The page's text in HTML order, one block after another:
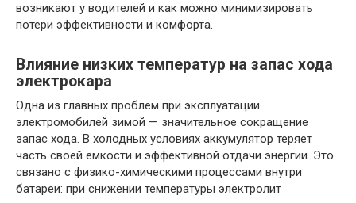
возникают у водителей и как можно минимизировать
потери эффективности и комфорта.
Влияние низких температур на запас хода
электрокара
Одна из главных проблем при эксплуатации
электромобилей зимой — значительное сокращение
запас хода. В холодных условиях аккумулятор теряет
часть своей ёмкости и эффективной отдачи энергии. Это
связано с физико-химическими процессами внутри
батареи: при снижении температуры электролит